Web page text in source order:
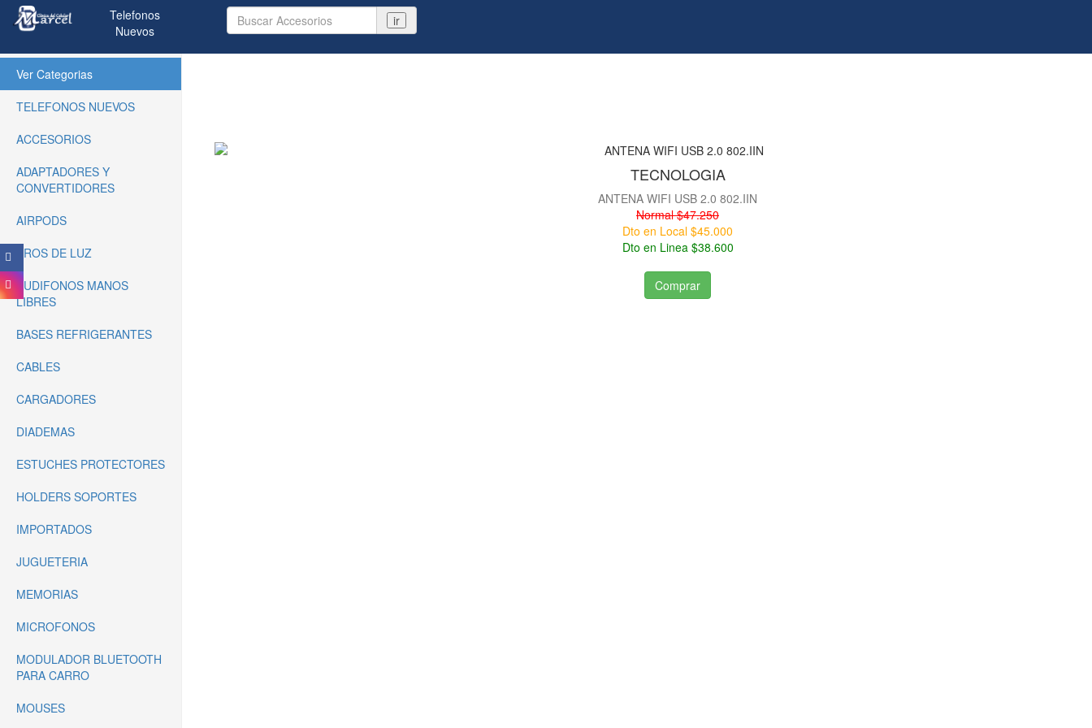
Telefonos
Nuevos
ir
Ver Categorias(current)
TELEFONOS NUEVOS
ACCESORIOS
ADAPTADORES Y
CONVERTIDORES
AIRPODS
AROS DE LUZ
AUDIFONOS MANOS
LIBRES
BASES REFRIGERANTES
CABLES
CARGADORES
DIADEMAS
ESTUCHES PROTECTORES
HOLDERS SOPORTES
IMPORTADOS
JUGUETERIA
MEMORIAS
MICROFONOS
MODULADOR BLUETOOTH
PARA CARRO
MOUSES
TECNOLOGIA
ANTENA WIFI USB 2.0 802.IIN
Normal $47.250
Dto en Local $45.000
Dto en Linea $38.600